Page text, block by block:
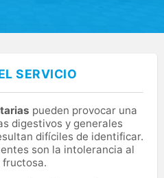
SERVICIO
pueden provocar una
digestivos y generales
difíciles de identificar.
son la intolerancia al
fructosa.